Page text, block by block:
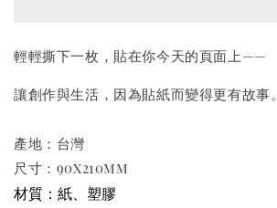
輕輕撕下一枚，貼在你今天的頁面上——
讓創作與生活，因為貼紙而變得更有故事。
產地：台灣
尺寸：90x210mm
材質：紙、塑膠